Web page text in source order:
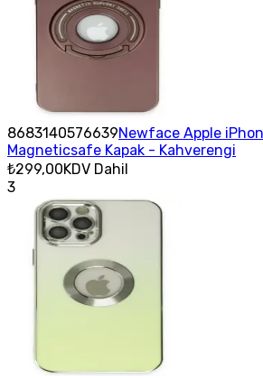
8683140576639Newface Apple
Magneticsafe Kapak - Kahverengi
₺299,00KDV Dahil
3